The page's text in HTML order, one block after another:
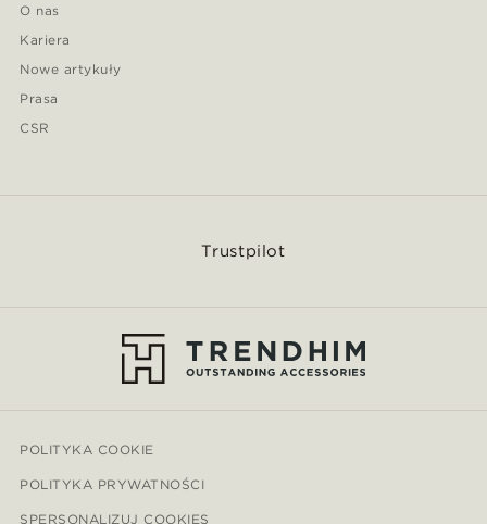
O nas
Kariera
Nowe artykuły
Prasa
CSR
Trustpilot
POLITYKA COOKIE
POLITYKA PRYWATNOŚCI
SPERSONALIZUJ COOKIES